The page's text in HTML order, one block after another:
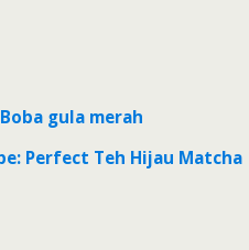
gula merah
Perfect Teh Hijau Matcha